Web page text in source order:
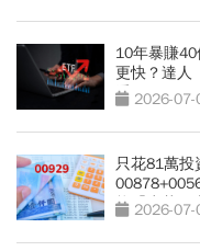
10年暴賺
更快？達人
看 2026-07-
只花81萬投
能「少花30
2026-07-